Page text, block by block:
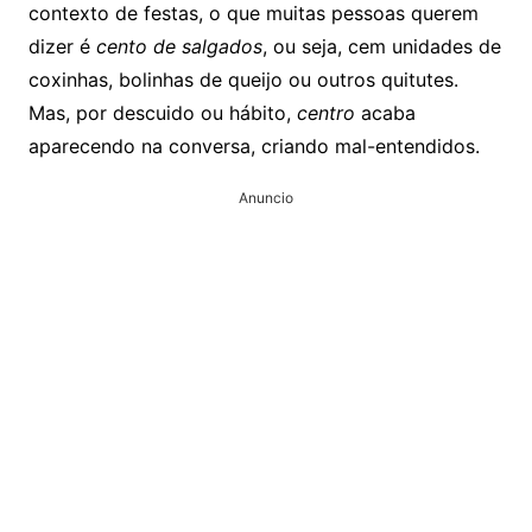
contexto de festas, o que muitas pessoas querem
dizer é cento de salgados, ou seja, cem unidades de
coxinhas, bolinhas de queijo ou outros quitutes.
Mas, por descuido ou hábito, centro acaba
aparecendo na conversa, criando mal-entendidos.
Anuncio